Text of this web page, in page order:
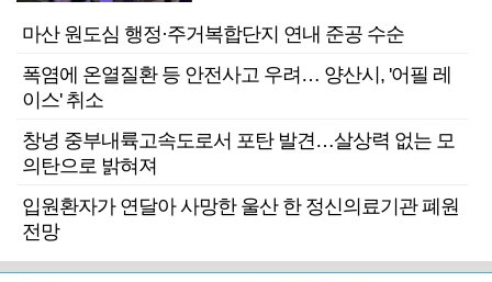
마산 원도심 행정·주거복합단지 연내 준공 수순
폭염에 온열질환 등 안전사고 우려… 양산시, '어필 레
이스' 취소
창녕 중부내륙고속도로서 포탄 발견…살상력 없는 모
의탄으로 밝혀져
입원환자가 연달아 사망한 울산 한 정신의료기관 폐원
전망